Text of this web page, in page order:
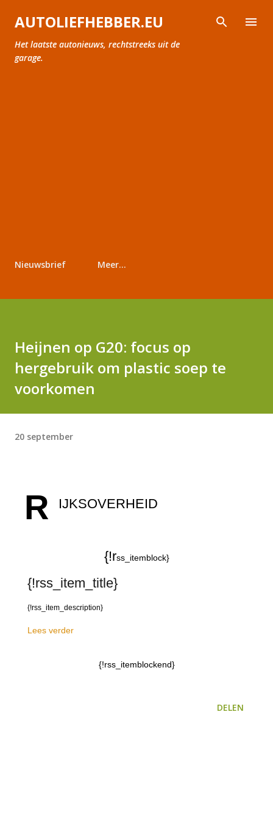
Doorgaan naar hoofdcontent
AUTOLIEFHEBBER.EU
Het laatste autonieuws, rechtstreeks uit de
garage.
Nieuwsbrief Meer…
Heijnen op G20: focus op
hergebruik om plastic soep te
voorkomen
20 september
R IJKSOVERHEID
{!rss_itemblock}
{!rss_item_title}
{!rss_item_description}
Lees verder
{!rss_itemblockend}
DELEN